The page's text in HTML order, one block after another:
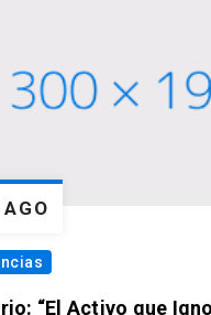
AGO
“El Activo que